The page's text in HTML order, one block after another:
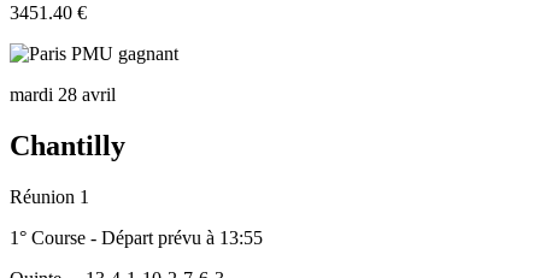
3451.40 €
mardi 28 avril
Chantilly
Réunion 1
1° Course - Départ prévu à 13:55